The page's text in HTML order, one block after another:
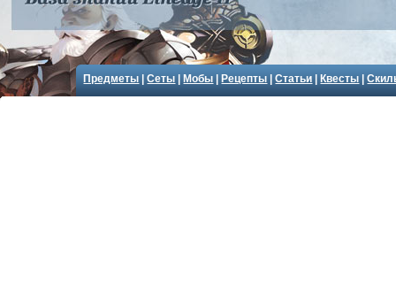
Предметы |Сеты Мобы Рецепты |Статьи Квесты |